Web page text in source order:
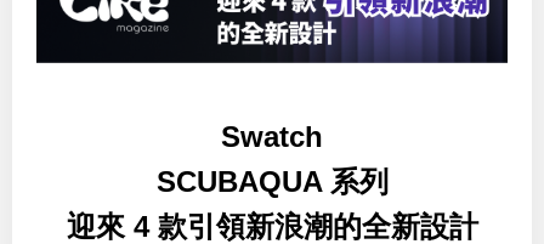
Swatch
SCUBAQUA 系列
迎來 4 款引領新浪潮的全新設計